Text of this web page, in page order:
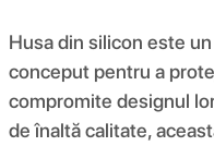
Husa din silicon este
conceput pentru a
compromite designul
de înaltă calitate,